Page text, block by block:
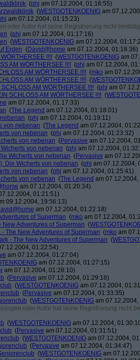
(phj am 07.12.2004, 01:16:55)
(WESTGOTENKOENIG am
am 07.12.2004, 01:15:23)
oder Autor hat seine Registrierung nicht
(phj am 07.12.2004, 01:17:16)
(WESTGOTENKOENIG am 07.12.2004,
Erden (David@home am 07.12.2004, 01:18:36)
!!!! (WESTGOTENKOENIG am
AM WÖRTHERSEE !!!! (phj am 07.12.2004,
AM WÖRTHERSEE !!!! (mko am
AM WÖRTHERSEE !!!! (
AM WÖRTHERSEE !!!! (phj am
SCHLOSS AM WÖRTHERSEE !!!! (
am 07.12.2004, 01:17:33)
(The Legend am 07.12.2004, 01:18:01)
(phj am 07.12.2004, 01:19:11)
von nebenan (The Legend am 07.12.2004,
von nebenan (phj am 07.12.2004, 01:23:32)
von nebenan (Pervasive am 07.12.2004,
von nebenan (phj am 07.12.2004,
Wicherts von nebenan (Pervasive am
Die Wicherts von nebenan (phj am 07.12.2004,
von nebenan (phj am 07.12.2004, 01:25:41)
von nebenan (The Legend am
am 07.12.2004, 01:20:34)
01:21:51)
09.12.2004, 19:56:13)
am 07.12.2004, 01:22:18)
of Superman (mko am 07.12.2004,
New Adventures of Superman (
- The New Adventures of Superman (mko am
- The New Adventures of Superman (
01:22:54)
am 07.12.2004, 01:27:04)
am 07.12.2004, 01:27:15)
am 07.12.2004, 01:28:10)
(Pervasive am 07.12.2004, 01:29:18)
(WESTGOTENKOENIG am 07.12.2004,
(Pervasive am 07.12.2004, 01:33:35)
(WESTGOTENKOENIG am
oder Autor hat seine Registrierung nicht
(WESTGOTENKOENIG am 07.12.2004,
(Pervasive am 07.12.2004, 01:31:51)
(WESTGOTENKOENIG am 07.12.2004,
(Pervasive am 07.12.2004, 01:34:47)
(WESTGOTENKOENIG am